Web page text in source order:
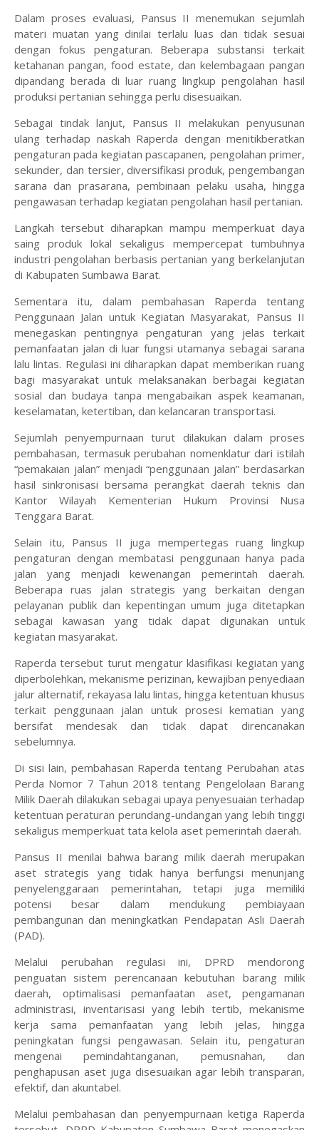
Dalam proses evaluasi, Pansus II menemukan sejumlah
materi muatan yang dinilai terlalu luas dan tidak sesuai
dengan fokus pengaturan. Beberapa substansi terkait
ketahanan pangan, food estate, dan kelembagaan pangan
dipandang berada di luar ruang lingkup pengolahan hasil
produksi pertanian sehingga perlu disesuaikan.
Sebagai tindak lanjut, Pansus II melakukan penyusunan
ulang terhadap naskah Raperda dengan menitikberatkan
pengaturan pada kegiatan pascapanen, pengolahan primer,
sekunder, dan tersier, diversifikasi produk, pengembangan
sarana dan prasarana, pembinaan pelaku usaha, hingga
pengawasan terhadap kegiatan pengolahan hasil pertanian.
Langkah tersebut diharapkan mampu memperkuat daya
saing produk lokal sekaligus mempercepat tumbuhnya
industri pengolahan berbasis pertanian yang berkelanjutan
di Kabupaten Sumbawa Barat.
Sementara itu, dalam pembahasan Raperda tentang
Penggunaan Jalan untuk Kegiatan Masyarakat, Pansus II
menegaskan pentingnya pengaturan yang jelas terkait
pemanfaatan jalan di luar fungsi utamanya sebagai sarana
lalu lintas. Regulasi ini diharapkan dapat memberikan ruang
bagi masyarakat untuk melaksanakan berbagai kegiatan
sosial dan budaya tanpa mengabaikan aspek keamanan,
keselamatan, ketertiban, dan kelancaran transportasi.
Sejumlah penyempurnaan turut dilakukan dalam proses
pembahasan, termasuk perubahan nomenklatur dari istilah
“pemakaian jalan” menjadi “penggunaan jalan” berdasarkan
hasil sinkronisasi bersama perangkat daerah teknis dan
Kantor Wilayah Kementerian Hukum Provinsi Nusa
Tenggara Barat.
Selain itu, Pansus II juga mempertegas ruang lingkup
pengaturan dengan membatasi penggunaan hanya pada
jalan yang menjadi kewenangan pemerintah daerah.
Beberapa ruas jalan strategis yang berkaitan dengan
pelayanan publik dan kepentingan umum juga ditetapkan
sebagai kawasan yang tidak dapat digunakan untuk
kegiatan masyarakat.
Raperda tersebut turut mengatur klasifikasi kegiatan yang
diperbolehkan, mekanisme perizinan, kewajiban penyediaan
jalur alternatif, rekayasa lalu lintas, hingga ketentuan khusus
terkait penggunaan jalan untuk prosesi kematian yang
bersifat mendesak dan tidak dapat direncanakan
sebelumnya.
Di sisi lain, pembahasan Raperda tentang Perubahan atas
Perda Nomor 7 Tahun 2018 tentang Pengelolaan Barang
Milik Daerah dilakukan sebagai upaya penyesuaian terhadap
ketentuan peraturan perundang-undangan yang lebih tinggi
sekaligus memperkuat tata kelola aset pemerintah daerah.
Pansus II menilai bahwa barang milik daerah merupakan
aset strategis yang tidak hanya berfungsi menunjang
penyelenggaraan pemerintahan, tetapi juga memiliki
potensi besar dalam mendukung pembiayaan
pembangunan dan meningkatkan Pendapatan Asli Daerah
(PAD).
Melalui perubahan regulasi ini, DPRD mendorong
penguatan sistem perencanaan kebutuhan barang milik
daerah, optimalisasi pemanfaatan aset, pengamanan
administrasi, inventarisasi yang lebih tertib, mekanisme
kerja sama pemanfaatan yang lebih jelas, hingga
peningkatan fungsi pengawasan. Selain itu, pengaturan
mengenai pemindahtanganan, pemusnahan, dan
penghapusan aset juga disesuaikan agar lebih transparan,
efektif, dan akuntabel.
Melalui pembahasan dan penyempurnaan ketiga Raperda